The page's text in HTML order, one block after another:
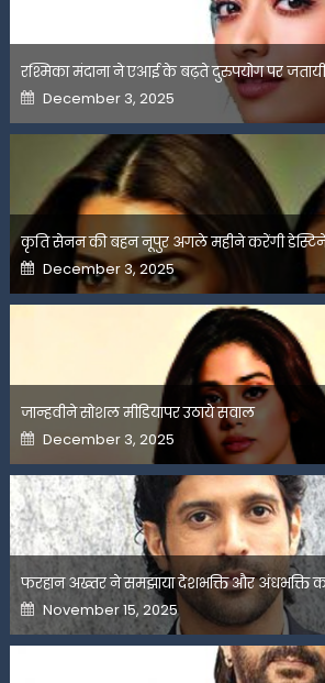
रश्मिका मंदाना ने एआई के बढ़ते दुरुपयोग पर जतायी
Posted
on
December 3, 2025
कृति सेनन की बहन नूपुर अगले महीने करेंगी
Posted
on
December 3, 2025
जान्हवीने सोशल मीडियापर उठाये सवाल
Posted
on
December 3, 2025
फरहान अख्तर ने समझाया देशभक्ति और अंधभक्ति
Posted
on
November 15, 2025